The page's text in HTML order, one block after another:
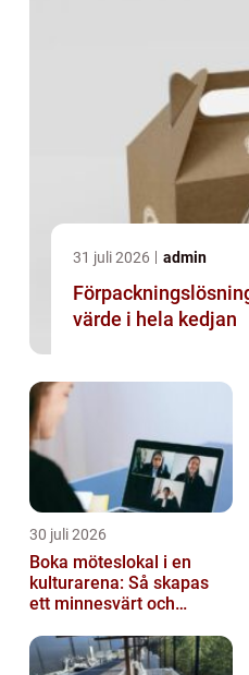
31 juli 2026 admin
värde i hela kedjan
30 juli 2026
Boka möteslokal i en
kulturarena: Så skapas
ett minnesvärt och